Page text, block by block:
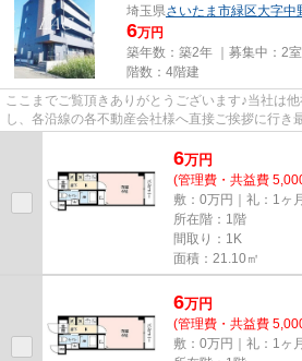
埼玉県さいたま市緑区大字中
6万円
築年数：築2年 ｜募集中： 2室
階数：4階建
ここまでご覧頂きありがとうございます♪当社は
し、各沿線の各不動産会社様へ直接ご挨拶に行き
6万円
(管理費・共益費
敷：0万円｜礼：1ヶ月
所在階：1階
間取り：1K
面積：21.10㎡
6万円
(管理費・共益費
敷：0万円｜礼：1ヶ月